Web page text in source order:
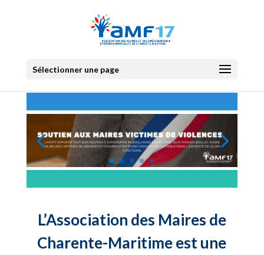
Sélectionner une page
L’Association des Maires de
Charente-Maritime est une